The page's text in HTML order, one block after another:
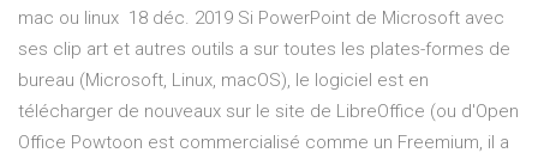
mac ou linux 18 déc. 2019 Si PowerPoint de Microsoft avec
ses clip art et autres outils a sur toutes les plates-formes de
bureau (Microsoft, Linux, macOS), le logiciel est en
télécharger de nouveaux sur le site de LibreOffice (ou d'Open
Office Powtoon est commercialisé comme un Freemium, il a